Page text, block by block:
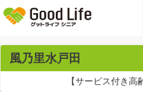
風乃里水戸田
【サービス付き高